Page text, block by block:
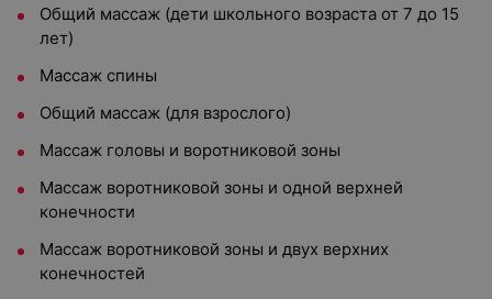
Общий массаж (дети школьного возраста от 7 до 15
лет)
Массаж спины
Общий массаж (для взрослого)
Массаж головы и воротниковой зоны
Массаж воротниковой зоны и одной верхней
конечности
Массаж воротниковой зоны и двух верхних
конечностей